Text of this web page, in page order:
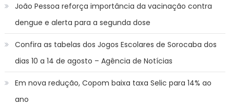
João Pessoa reforça importância da vacinação contra
dengue e alerta para a segunda dose
Confira as tabelas dos Jogos Escolares de Sorocaba dos
dias 10 a 14 de agosto – Agência de Notícias
Em nova redução, Copom baixa taxa Selic para 14% ao
ano